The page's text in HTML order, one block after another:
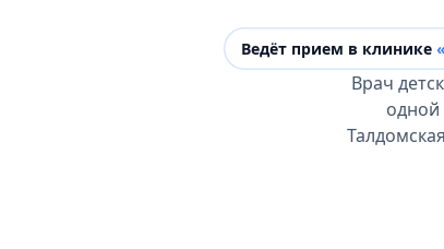
Ведёт прием в клинике
Врач
одной